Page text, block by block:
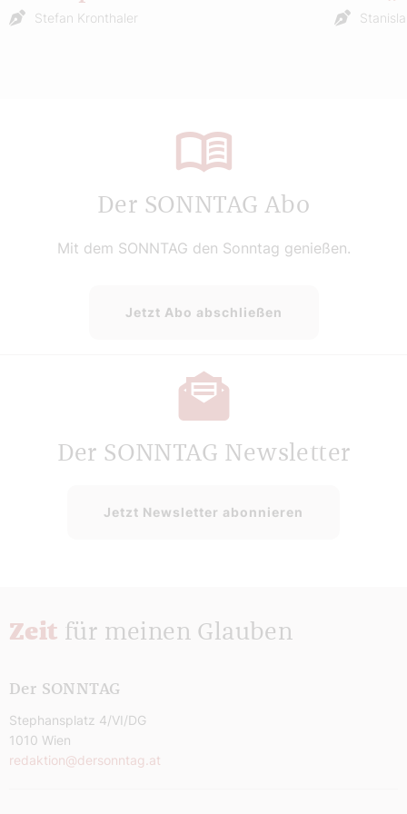
Stefan Kronthaler
Der SONNTAG Abo
Mit dem SONNTAG den Sonntag genießen.
Jetzt Abo abschließen
Der SONNTAG Newsletter
Jetzt Newsletter abonnieren
Zeit für meinen Glauben
Der SONNTAG
Stephansplatz 4/VI/DG
1010 Wien
redaktion@dersonntag.at